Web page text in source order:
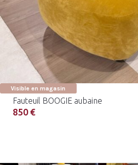
Visible en magasin
Fauteuil BOOGIE aubaine
850 €